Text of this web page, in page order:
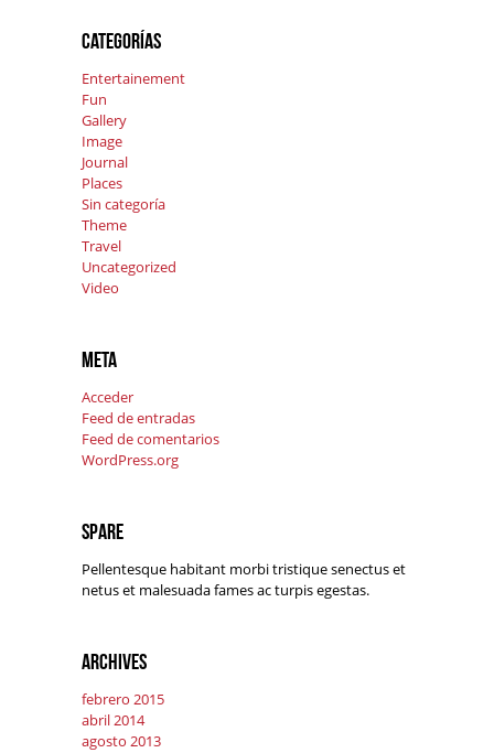
Categorías
Entertainement
Fun
Gallery
Image
Journal
Places
Sin categoría
Theme
Travel
Uncategorized
Video
Meta
Acceder
Feed de entradas
Feed de comentarios
WordPress.org
Spare
Pellentesque habitant morbi tristique senectus et
netus et malesuada fames ac turpis egestas.
Archives
febrero 2015
abril 2014
agosto 2013